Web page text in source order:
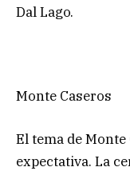
Dal Lago.
Monte Caseros
El tema de
expectativa. La